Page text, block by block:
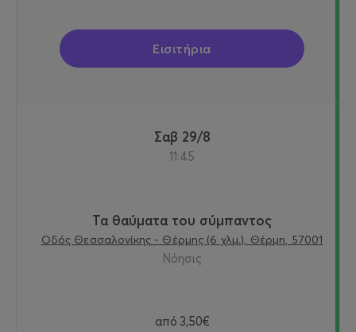
Εισιτήρια
Σαβ 29/8
11:45
Τα θαύματα του σύμπαντος
Οδός Θεσσαλονίκης - Θέρμης (6 χλμ.), Θέρμη, 57001
Νόησις
από 3,50€